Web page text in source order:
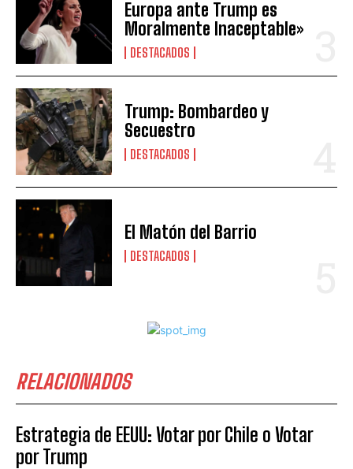
Europa ante Trump es
Moralmente Inaceptable»
DESTACADOS
Trump: Bombardeo y
Secuestro
DESTACADOS
El Matón del Barrio
DESTACADOS
RELACIONADOS
Estrategia de EEUU: Votar por Chile o Votar
por Trump